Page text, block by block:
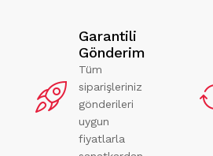
Garantili
Gönderim
Tüm
siparişleriniz
gönderileri
uygun
fiyatlarla